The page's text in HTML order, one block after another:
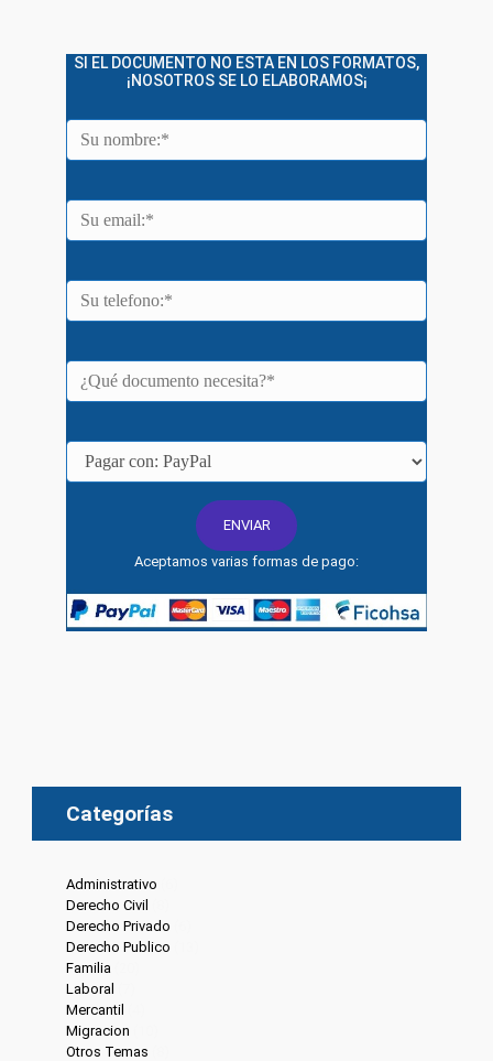
SI EL DOCUMENTO NO ESTA EN LOS FORMATOS,
¡NOSOTROS SE LO ELABORAMOS¡
Aceptamos varias formas de pago:
Categorías
Administrativo
Derecho Civil
Derecho Privado
Derecho Publico
Familia
Laboral
Mercantil
Migracion
Otros Temas